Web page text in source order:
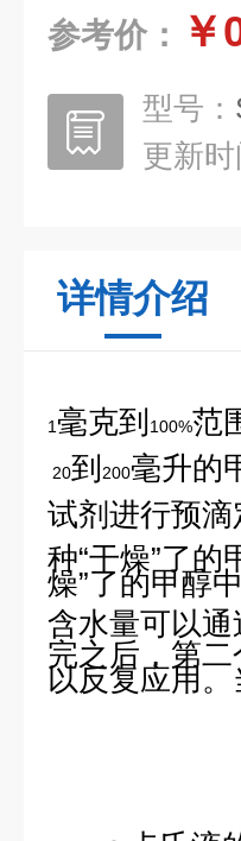
参考价： ￥
型号：
更新时
详情介绍
1 毫克到 100%范
20到 200毫升的
试剂进行预
种“干燥”了的
燥”了的甲醇
含水量可以通
完之后，第二
以反复应用。